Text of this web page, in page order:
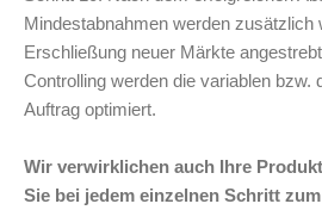
Mindestabnahmen werden
Erschließung neuer Märkte
Controlling werden die variablen bzw.
Auftrag optimiert.
Wir verwirklichen auch Ihre
Sie bei jedem einzelnen Schritt